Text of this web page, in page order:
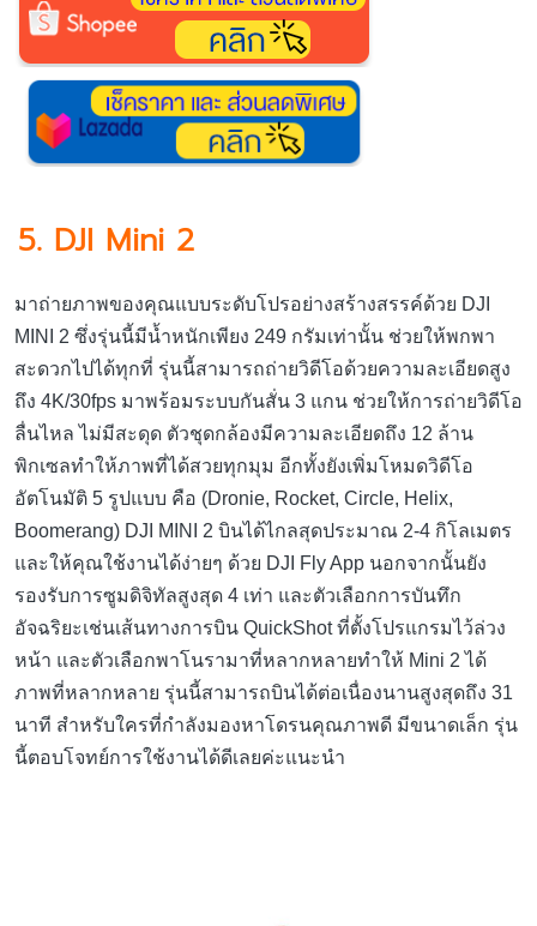
5. DJI Mini 2
มาถ่ายภาพของคุณแบบระดับโปรอย่างสร้างสรรค์ด้วย DJI
MINI 2 ซึ่งรุ่นนี้มีน้ำหนักเพียง 249 กรัมเท่านั้น ช่วยให้พกพา
สะดวกไปได้ทุกที่ รุ่นนี้สามารถถ่ายวิดีโอด้วยความละเอียดสูง
ถึง 4K/30fps มาพร้อมระบบกันสั่น 3 แกน ช่วยให้การถ่ายวิดีโอ
ลื่นไหล ไม่มีสะดุด ตัวชุดกล้องมีความละเอียดถึง 12 ล้าน
พิกเซลทำให้ภาพที่ได้สวยทุกมุม อีกทั้งยังเพิ่มโหมดวิดีโอ
อัตโนมัติ 5 รูปแบบ คือ (Dronie, Rocket, Circle, Helix,
Boomerang) DJI MINI 2 บินได้ไกลสุดประมาณ 2-4 กิโลเมตร
และให้คุณใช้งานได้ง่ายๆ ด้วย DJI Fly App นอกจากนั้นยัง
รองรับการซูมดิจิทัลสูงสุด 4 เท่า และตัวเลือกการบันทึก
อัจฉริยะเช่นเส้นทางการบิน QuickShot ที่ตั้งโปรแกรมไว้ล่วง
หน้า และตัวเลือกพาโนรามาที่หลากหลายทำให้ Mini 2 ได้
ภาพที่หลากหลาย รุ่นนี้สามารถบินได้ต่อเนื่องนานสูงสุดถึง 31
นาที สำหรับใครที่กำลังมองหาโดรนคุณภาพดี มีขนาดเล็ก รุ่น
นี้ตอบโจทย์การใช้งานได้ดีเลยค่ะแนะนำ